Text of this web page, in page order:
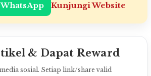
Kunjungi Website
& Dapat Reward
sosial. Setiap link/share valid